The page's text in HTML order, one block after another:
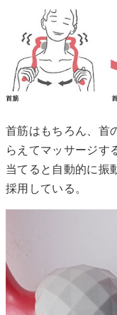
首筋はもちろん、首
らえてマッサージす
当てると自動的に振
採用している。